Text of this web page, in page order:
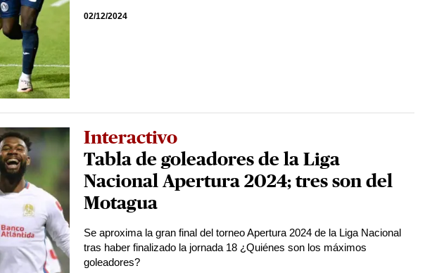
02/12/2024
Interactivo
Tabla de goleadores de la Liga
Nacional Apertura 2024; tres son del
Motagua
Se aproxima la gran final del torneo Apertura 2024 de la Liga Nacional
tras haber finalizado la jornada 18 ¿Quiénes son los máximos
goleadores?